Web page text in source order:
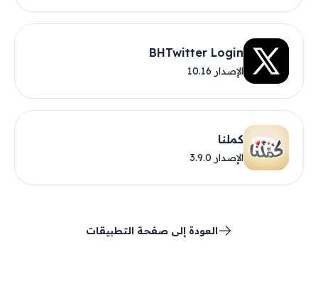
BHTwitter Login
الإصدار 10.16
كملنا
الإصدار 3.9.0
العودة إلى صفحة التطبيقات